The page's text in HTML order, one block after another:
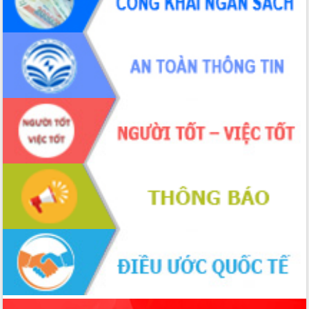
sầu riêng tại Đắk Lắk
Trình diễn nghệ thuật chế biến các
món ăn từ sầu riêng
Đắk Lắk công bố Quy hoạch và xúc
tiến đầu tư tỉnh
Ngành cá ngừ Đắk Lắk chủ động thích
ứng để giữ vững thị trường xuất khẩu
Diễn đàn Kinh tế tư nhân Việt Nam đột
phá cơ chế - Hợp tác công tư
Đề án 06 tạo bước ngoặt đột phá trong
cải cách hành chính tỉnh Đắk Lắk
Kết nối tour, đẩy mạnh chuyển đổi số
để phát triển du lịch Đắk Lắk
Khởi động Dự án Đầu tư xây dựng hạ
tầng kỹ thuật Cụm công nghiệp Tân
Gặp mặt các cơ quan báo chí nhân Kỷ
niệm 101 năm Ngày Báo chí Cách
mạng Việt Nam
Đắk Lắk sơ kết 4 năm triển khai thực